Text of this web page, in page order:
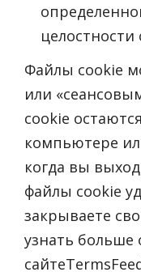
Файлы cookie
или
cookie
компьютере
когда вы
файлы cookie
закрываете
узнать больше